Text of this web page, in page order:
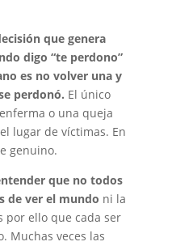
que genera
digo “te perdono”
es no volver una y
perdonó. El único
o una queja
lugar de víctimas. En
genuino.
que no todos
de ver el mundo ni la
por ello que cada ser
Muchas veces las